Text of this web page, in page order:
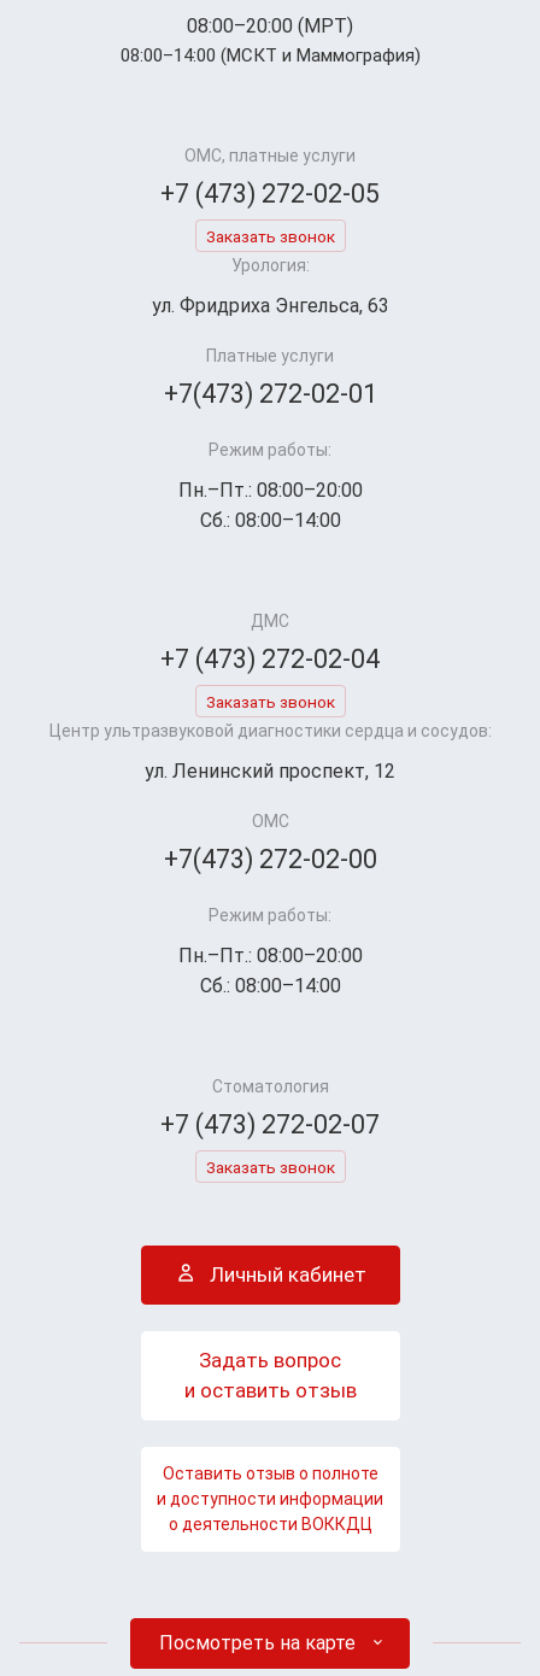
08:00–20:00 (МРТ)
08:00–14:00 (МСКТ и Маммография)
ОМС, платные услуги
+7 (473) 272-02-05
Заказать звонок
Урология:
ул. Фридриха Энгельса, 63
Платные услуги
+7(473) 272-02-01
Режим работы:
Пн.–Пт.: 08:00–20:00
Сб.: 08:00–14:00
ДМС
+7 (473) 272-02-04
Заказать звонок
Центр ультразвуковой диагностики сердца и сосудов:
ул. Ленинский проспект, 12
ОМС
+7(473) 272-02-00
Режим работы:
Пн.–Пт.: 08:00–20:00
Сб.: 08:00–14:00
Стоматология
+7 (473) 272-02-07
Заказать звонок
Личный кабинет
Задать вопрос
и оставить отзыв
Оставить отзыв о полноте
и доступности информации
о деятельности ВОККДЦ
Посмотреть на карте